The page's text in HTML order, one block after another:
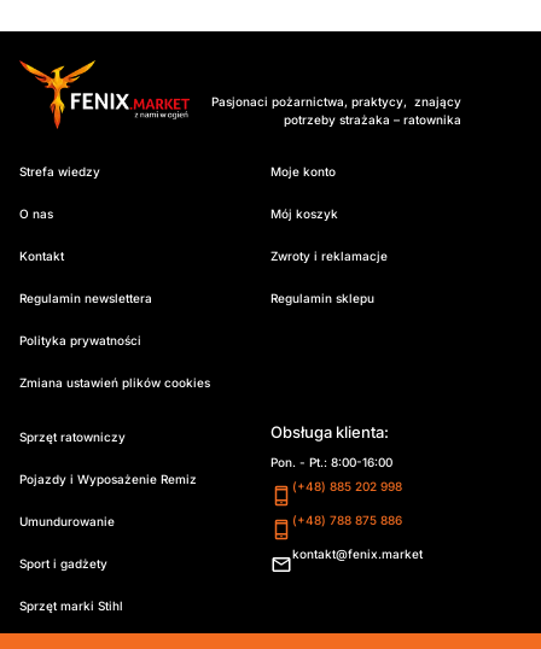
Pasjonaci pożarnictwa, praktycy, znający
potrzeby strażaka – ratownika
Strefa wiedzy
O nas
Kontakt
Regulamin newslettera
Polityka prywatności
Zmiana ustawień plików cookies
Moje konto
Mój koszyk
Zwroty i reklamacje
Regulamin sklepu
Sprzęt ratowniczy
Pojazdy i Wyposażenie Remiz
Umundurowanie
Sport i gadżety
Sprzęt marki Stihl
Obsługa klienta:
Pon. - Pt.: 8:00-16:00
(+48) 885 202 998
(+48) 788 875 886
kontakt@fenix.market